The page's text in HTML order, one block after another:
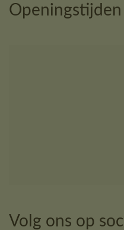
Openingstijden
Volg ons op